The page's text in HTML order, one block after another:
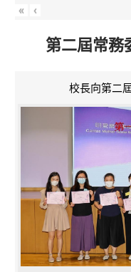
« ‹
第二屆常
校長向第二